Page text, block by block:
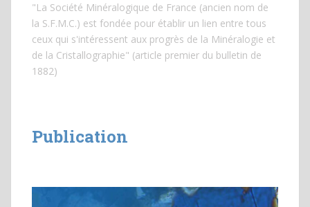
"La Société Minéralogique de France (ancien nom de
la S.F.M.C.) est fondée pour établir un lien entre tous
ceux qui s'intéressent aux progrès de la Minéralogie et
de la Cristallographie" (article premier du bulletin de
1882)
Publication